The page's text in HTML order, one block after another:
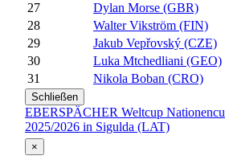
27
Dylan Morse (GBR)
28
Walter Vikström (FIN)
29
Jakub Vepřovský (CZE)
30
Luka Mtchedliani (GEO)
31
Nikola Boban (CRO)
Schließen
EBERSPÄCHER Weltcup
2025/2026 in Sigulda (LAT)
×